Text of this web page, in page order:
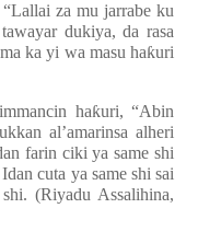
za mu jarrabe ku
dukiya, da rasa
ka yi wa masu haƙuri
haƙuri, “Abin
al’amarinsa alheri
farin ciki ya same shi
cuta ya same shi sai
(Riyadu Assalihina,